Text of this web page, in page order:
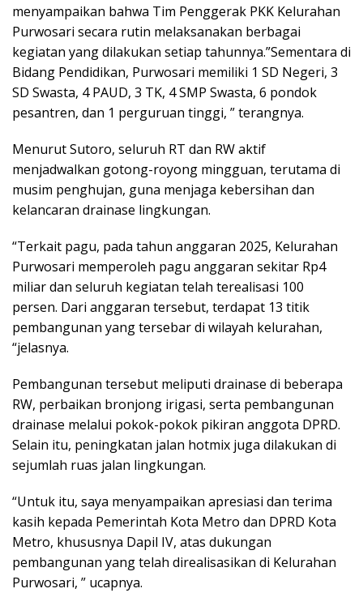
menyampaikan bahwa Tim Penggerak PKK Kelurahan
Purwosari secara rutin melaksanakan berbagai
kegiatan yang dilakukan setiap tahunnya.”Sementara di
Bidang Pendidikan, Purwosari memiliki 1 SD Negeri, 3
SD Swasta, 4 PAUD, 3 TK, 4 SMP Swasta, 6 pondok
pesantren, dan 1 perguruan tinggi, ” terangnya.
Menurut Sutoro, seluruh RT dan RW aktif
menjadwalkan gotong-royong mingguan, terutama di
musim penghujan, guna menjaga kebersihan dan
kelancaran drainase lingkungan.
“Terkait pagu, pada tahun anggaran 2025, Kelurahan
Purwosari memperoleh pagu anggaran sekitar Rp4
miliar dan seluruh kegiatan telah terealisasi 100
persen. Dari anggaran tersebut, terdapat 13 titik
pembangunan yang tersebar di wilayah kelurahan,
“jelasnya.
Pembangunan tersebut meliputi drainase di beberapa
RW, perbaikan bronjong irigasi, serta pembangunan
drainase melalui pokok-pokok pikiran anggota DPRD.
Selain itu, peningkatan jalan hotmix juga dilakukan di
sejumlah ruas jalan lingkungan.
“Untuk itu, saya menyampaikan apresiasi dan terima
kasih kepada Pemerintah Kota Metro dan DPRD Kota
Metro, khususnya Dapil IV, atas dukungan
pembangunan yang telah direalisasikan di Kelurahan
Purwosari, ” ucapnya.